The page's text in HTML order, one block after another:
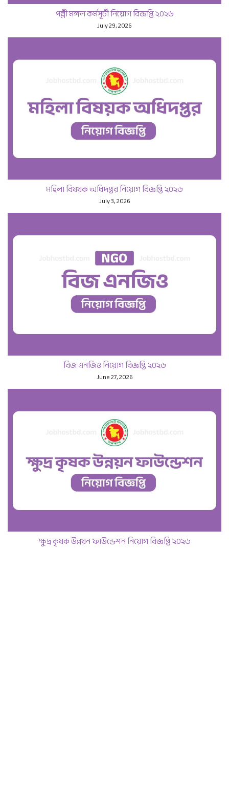
পল্লী মঙ্গল কর্মসূচী নিয়োগ বিজ্ঞপ্তি ২০২৬
July 29, 2026
মহিলা বিষয়ক অধিদপ্তর নিয়োগ বিজ্ঞপ্তি ২০২৬
July 3, 2026
বিজ এনজিও নিয়োগ বিজ্ঞপ্তি ২০২৬
June 27, 2026
ক্ষুদ্র কৃষক উন্নয়ন ফাউন্ডেশন নিয়োগ বিজ্ঞপ্তি ২০২৬